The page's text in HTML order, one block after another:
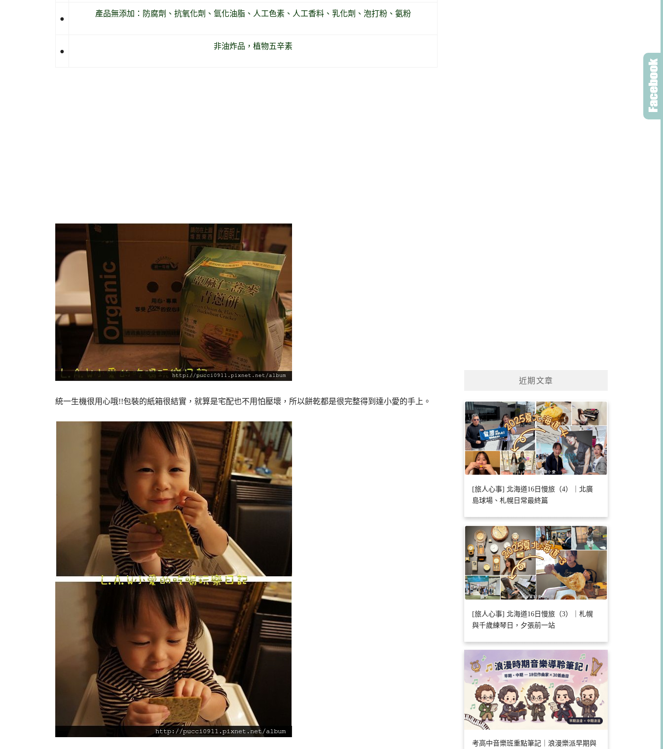
●
產品無添加：防腐劑、抗氧化劑、氫化油脂、人工色素、人工香料、乳化劑、泡打粉、氨粉
●
非油炸品，植物五辛素
統一生機很用心哦!!包裝的紙箱很結實，就算是宅配也不用怕壓壞，所以餅乾都是很完整得到達小愛的手上。
近期文章
[旅人心事] 北海道16日慢旅（4）｜北廣
島球場、札幌日常最終篇
[旅人心事] 北海道16日慢旅（3）｜札幌
與千歲練琴日，夕張前一站
考高中音樂班重點筆記｜浪漫樂派早期與